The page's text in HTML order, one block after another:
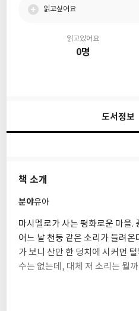
읽고싶어요
읽고있어요
0명
도서정보
책 소개
분야유아
마시멜로가 사는 평화로운 마을.
어느 날 천둥 같은 소리가 들려
가 보니 산만 한 덩치에 시커먼
수는 없는데, 대체 저 소리는 뭘